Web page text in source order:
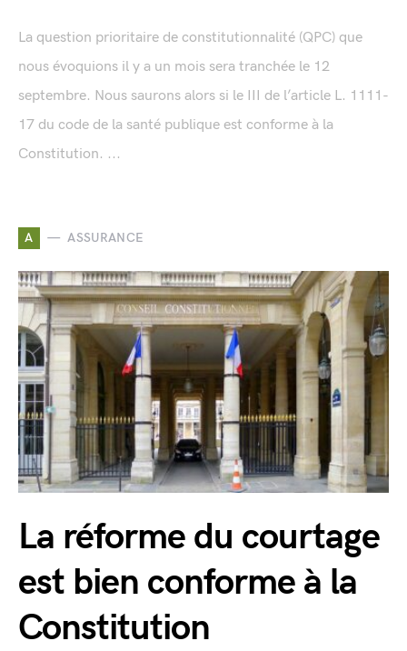
La question prioritaire de constitutionnalité (QPC) que
nous évoquions il y a un mois sera tranchée le 12
septembre. Nous saurons alors si le III de l’article L. 1111-
17 du code de la santé publique est conforme à la
Constitution. ...
A ASSURANCE
La réforme du courtage
est bien conforme à la
Constitution